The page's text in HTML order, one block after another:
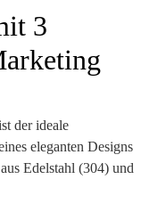
3
der ideale
eleganten Designs
Edelstahl (304) und
nur Funktionalität,